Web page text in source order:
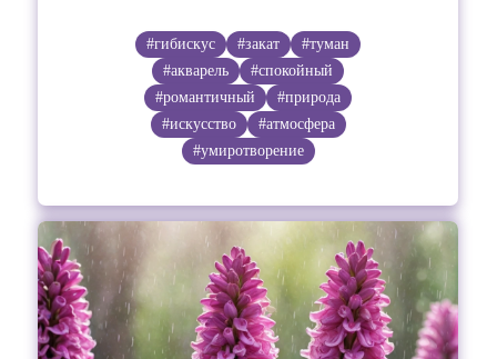
#гибискус #закат
#туман
#акварель
#спокойный
#романтичный
#природа
#искусство
#атмосфера
#умиротворение